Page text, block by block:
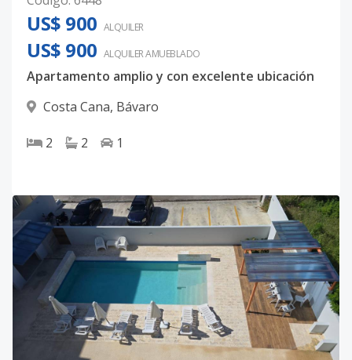
US$ 900 ALQUILER
US$ 900 ALQUILERAMUEBLADO
Apartamento amplio y con excelente ubicación
Costa Cana, Bávaro
2 2 1